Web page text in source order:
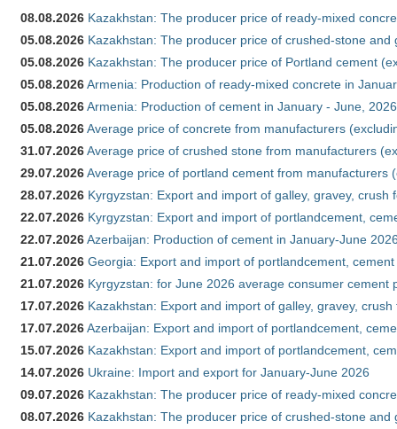
08.08.2026 Kazakhstan: The producer price of ready-mixed
05.08.2026 Kazakhstan: The producer price of crushed-stone and
05.08.2026 Kazakhstan: The producer price of Portland cement
05.08.2026Armenia: Production of ready-mixed concrete in
05.08.2026Armenia: Production of cement in January - June, 2026
05.08.2026Average price of concrete from manufacturers
31.07.2026Average price of crushed stone from manufacturers
29.07.2026Average price of portland cement from manufacturers
28.07.2026 Kyrgyzstan: Export and import of galley, gravey,
22.07.2026 Kyrgyzstan: Export and import of portlandcement,
22.07.2026Azerbaijan: Production of cement in January-June
21.07.2026 Georgia: Export and import of portlandcement,
21.07.2026 Kyrgyzstan: for June 2026 average consumer cement
17.07.2026 Kazakhstan: Export and import of galley, gravey,
17.07.2026Azerbaijan: Export and import of portlandcement,
15.07.2026 Kazakhstan: Export and import of portlandcement,
14.07.2026 Ukraine: Import and export for January-June 2026
09.07.2026 Kazakhstan: The producer price of ready-mixed
08.07.2026 Kazakhstan: The producer price of crushed-stone and